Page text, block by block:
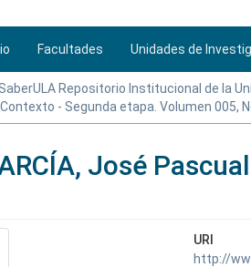
Facultades Unidades de
SaberULA Repositorio Institucional de la
Contexto - Segunda etapa. Volumen 005,
José
URI
http://